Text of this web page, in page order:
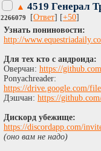
▲ 4519 Генерал
2266079
[Ответ] [+50]
Узнать пониновости:
http://
Для тех кто с андроида:
Оверчан: https://
Ponyachreader:
https://drive.google.com/
Дэшчан: https://
Дискорд убежище:
https://discordapp.com/
(оно вам не надо)